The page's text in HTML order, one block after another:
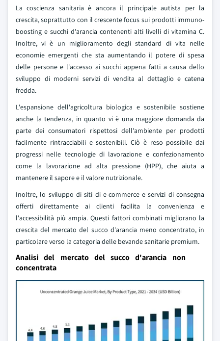
La coscienza sanitaria è ancora il principale autista per la
crescita, soprattutto con il crescente focus sui prodotti immuno-
boosting e succhi d'arancia contenenti alti livelli di vitamina C.
Inoltre, vi è un miglioramento degli standard di vita nelle
economie emergenti che sta aumentando il potere di spesa
delle persone e l'accesso ai succhi appena fatti a causa dello
sviluppo di moderni servizi di vendita al dettaglio e catena
fredda.
L'espansione dell'agricoltura biologica e sostenibile sostiene
anche la tendenza, in quanto vi è una maggiore domanda da
parte dei consumatori rispettosi dell'ambiente per prodotti
facilmente rintracciabili e sostenibili. Ciò è reso possibile dai
progressi nelle tecnologie di lavorazione e confezionamento
come la lavorazione ad alta pressione (HPP), che aiuta a
mantenere il sapore e il valore nutrizionale.
Inoltre, lo sviluppo di siti di e-commerce e servizi di consegna
offerti direttamente ai clienti facilita la convenienza e
l'accessibilità più ampia. Questi fattori combinati migliorano la
crescita del mercato del succo d'arancia meno concentrato, in
particolare verso la categoria delle bevande sanitarie premium.
Analisi del mercato del succo d'arancia non
concentrata